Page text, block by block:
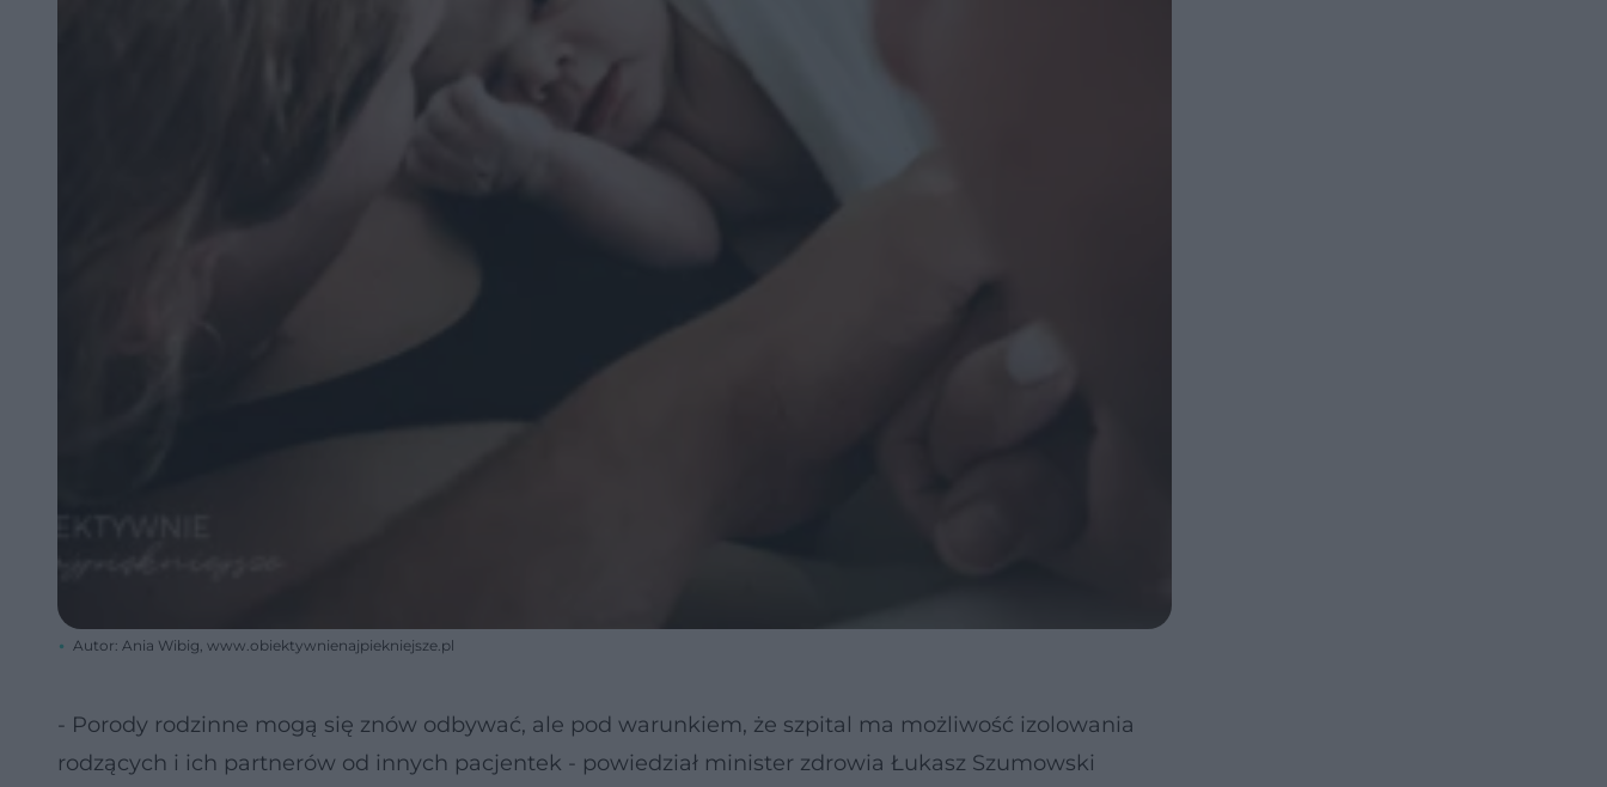
Autor: Ania Wibig, www.obiektywnienajpiekniejsze.pl
- Porody rodzinne mogą się znów odbywać, ale pod warunkiem, że szpital ma możliwość izolowania
rodzących i ich partnerów od innych pacjentek - powiedział minister zdrowia Łukasz Szumowski